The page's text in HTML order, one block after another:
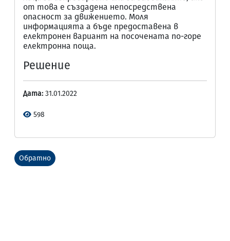
от това е създадена непосредствена
опасност за движението. Моля
информацията а бъде предоставена в
електронен вариант на посочената по-горе
електронна поща.
Решение
Дата: 31.01.2022
598
Обратно